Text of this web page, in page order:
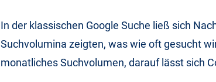
In der klassischen Google Suche ließ sich
Suchvolumina zeigten, was wie oft gesucht
monatliches Suchvolumen, darauf lässt sich